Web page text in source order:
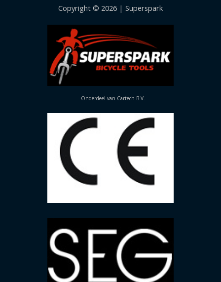
Copyright © 2026 | Superspark
Onderdeel van Cartech B.V.